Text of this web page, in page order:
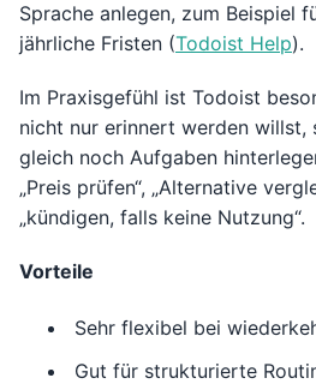
Sprache anlegen, zum Beispiel
jährliche Fristen (Todoist Help).
Im Praxisgefühl ist Todoist
nicht nur erinnert werden willst,
gleich noch Aufgaben
„Preis prüfen“, „Alternative
„kündigen, falls keine Nutzung“.
Vorteile
Sehr flexibel bei
Gut für strukturierte